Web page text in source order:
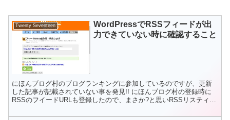
Twenty Seventeen
WordPressでRSSフィードが出
力できていない時に確認すること
にほんブログ村のブログランキングに参加しているのですが、更新
した記事が記載されていない事を発見!! にほんブログ村の登録時に
RSSのフイードURLも登録したので、まさか?と思いRSSリスティン